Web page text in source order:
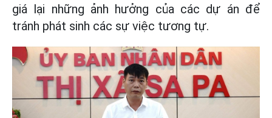
giá lại những ảnh hưởng của các dự án để
tránh phát sinh các sự việc tương tự.